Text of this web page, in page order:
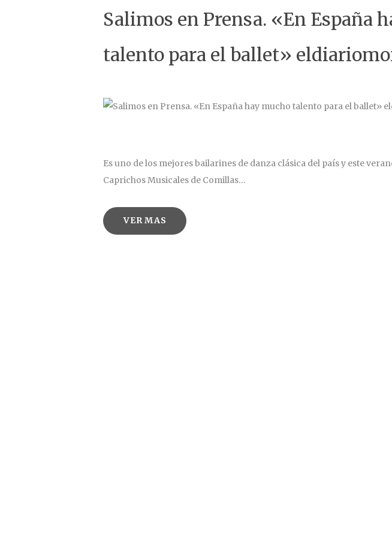
Salimos en Prensa. «En España
talento para el ballet»
Es uno de los mejores bailarines de danza clásica del país y este
Caprichos Musicales de Comillas…
VER MAS